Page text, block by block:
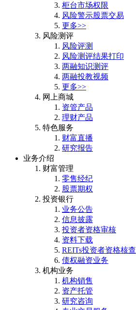
柜台市场权限
风险警示股票交易
更多>>
风险测评
风险评测
风险测评结果打印
两融知识测评
两融投教视频
更多>>
网上商城
资管产品
理财产品
特色服务
财富直播
研究报告
业务介绍
财富管理
零售经纪
股票期权
投资银行
业务公告
信息披露
投资者资格审核
资料下载
REITs投资者资格核查
债权融资业务
机构业务
机构销售
资产托管
研究咨询